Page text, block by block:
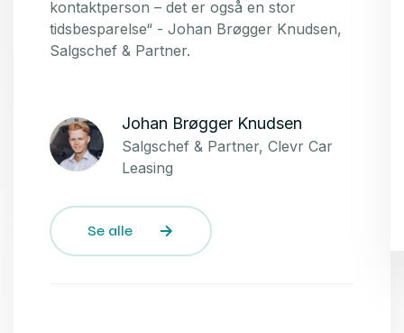
kontaktperson – det er også en stor
tidsbesparelse“ - Johan Brøgger Knudsen,
Salgschef & Partner.
Johan Brøgger Knudsen
Salgschef & Partner, Clevr Car
Leasing
Se alle